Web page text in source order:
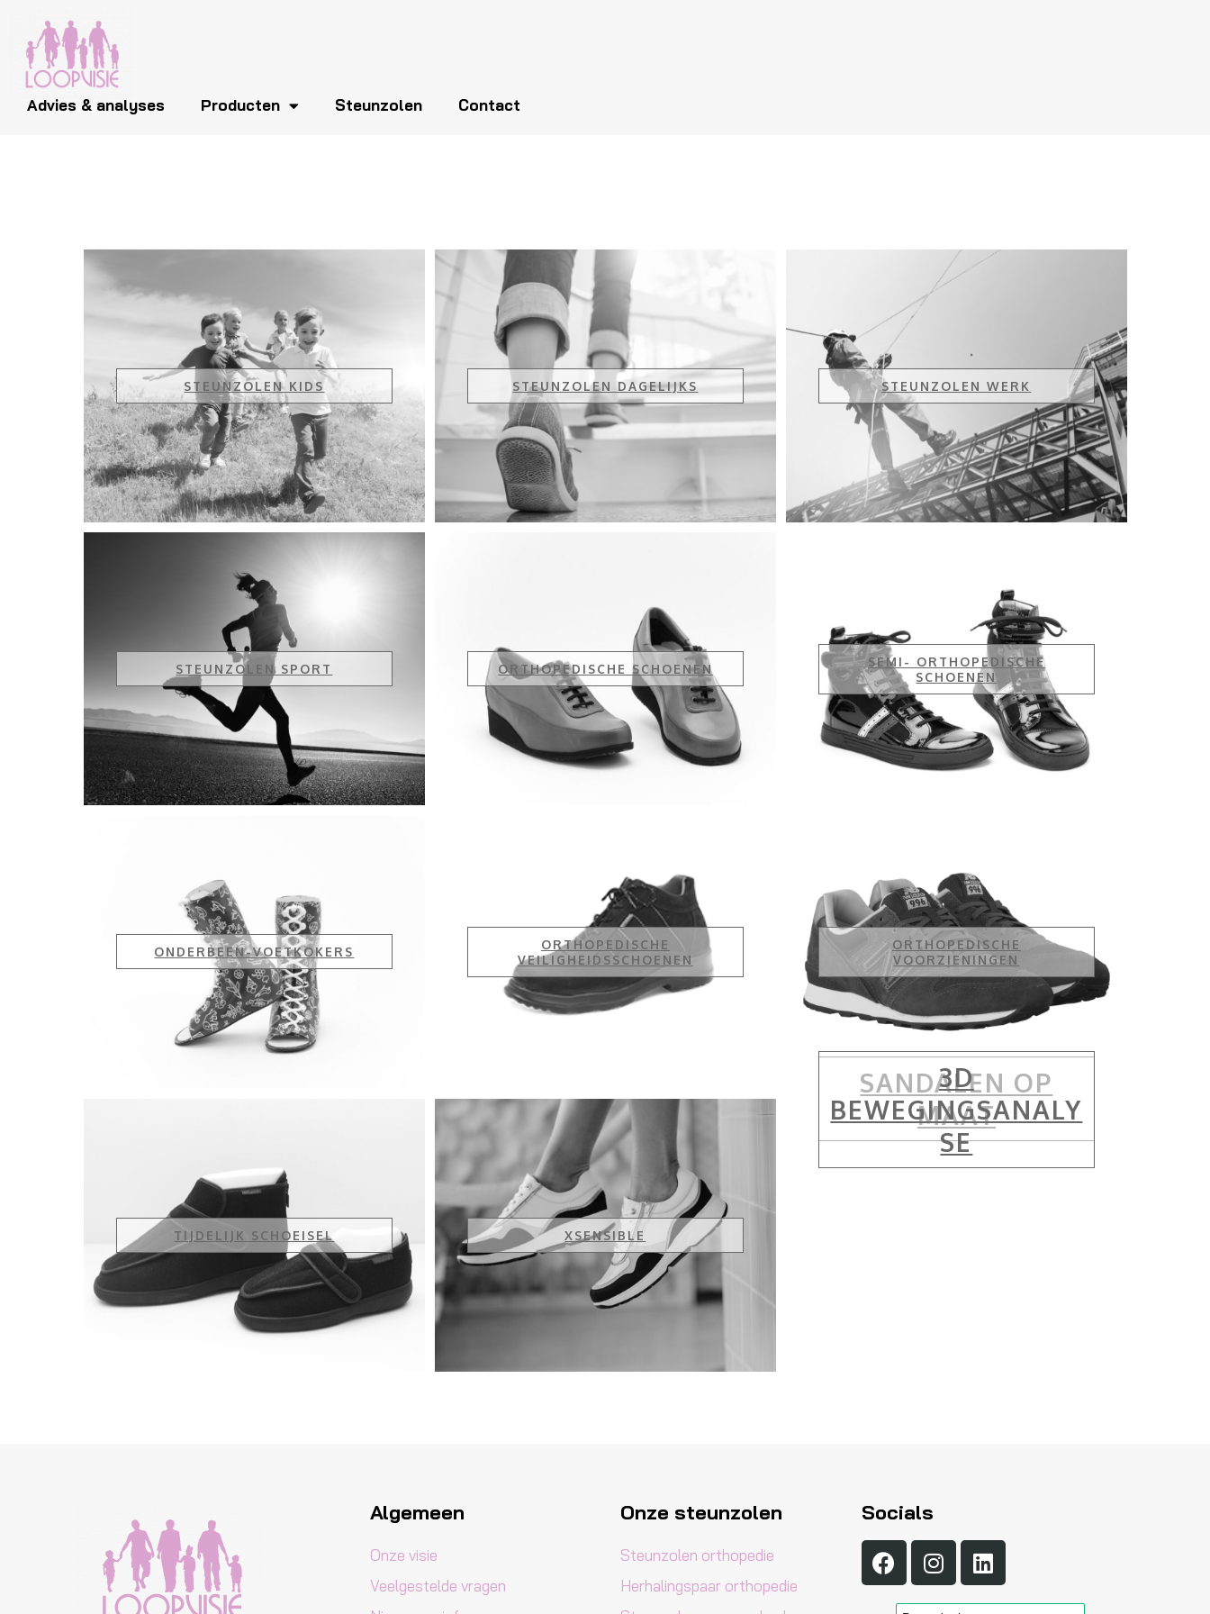
Advies & analyses Producten Steunzolen Contact
STEUNZOLEN KIDS STEUNZOLEN DAGELIJKS STEUNZOLEN WERK
STEUNZOLEN SPORT ORTHOPEDISCHE SCHOENEN
SEMI- ORTHOPEDISCHE
SCHOENEN
ONDERBEEN-VOETKOKERS
ORTHOPEDISCHE
VEILIGHEIDSSCHOENEN
ORTHOPEDISCHE
VOORZIENINGEN
TIJDELIJK SCHOEISEL XSENSIBLE
SANDALEN OP
MAAT
3D
BEWEGINGSANALY
SE
Algemeen
Onze visie
Veelgestelde vragen
Onze steunzolen
Steunzolen orthopedie
Herhalingspaar orthopedie
Socials